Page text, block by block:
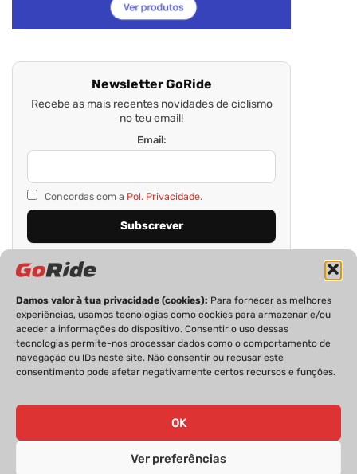
Damos valor à tua privacidade (cookies): Para fornecer as melhores
experiências, usamos tecnologias como cookies para armazenar e/ou
aceder a informações do dispositivo. Consentir o uso dessas
tecnologias permite-nos processar dados como o comportamento de
navegação ou IDs neste site. Não consentir ou recusar este
consentimento pode afetar negativamente certos recursos e funções.
OK
Ver preferências
Newsletter GoRide
Recebe as mais recentes novidades de ciclismo
no teu email!
Email:
Concordas com a Pol. Privacidade.
PRIVACIDADE FICHA TÉCNICA
ESTATUTO EDITORIAL